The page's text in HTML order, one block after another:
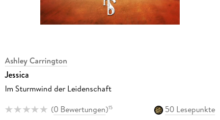
Ashley Carrington
Jessica
Im Sturmwind der Leidenschaft
(0 Bewertungen)15
50 Lesepunkte